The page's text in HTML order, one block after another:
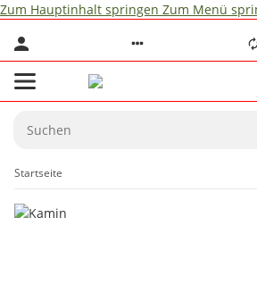
Zum Hauptinhalt springen Zum Menü
Startseite